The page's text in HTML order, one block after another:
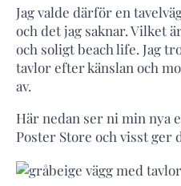
Jag valde därför en
och det jag saknar. Vilket
och soligt beach life. Jag
tavlor efter känslan och
av.
Här nedan ser ni min nya
Poster Store och visst ger